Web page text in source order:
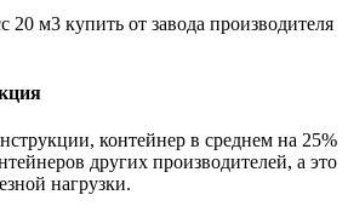
контейнер в среднем на 25%
других производителей, а это
нагрузки.